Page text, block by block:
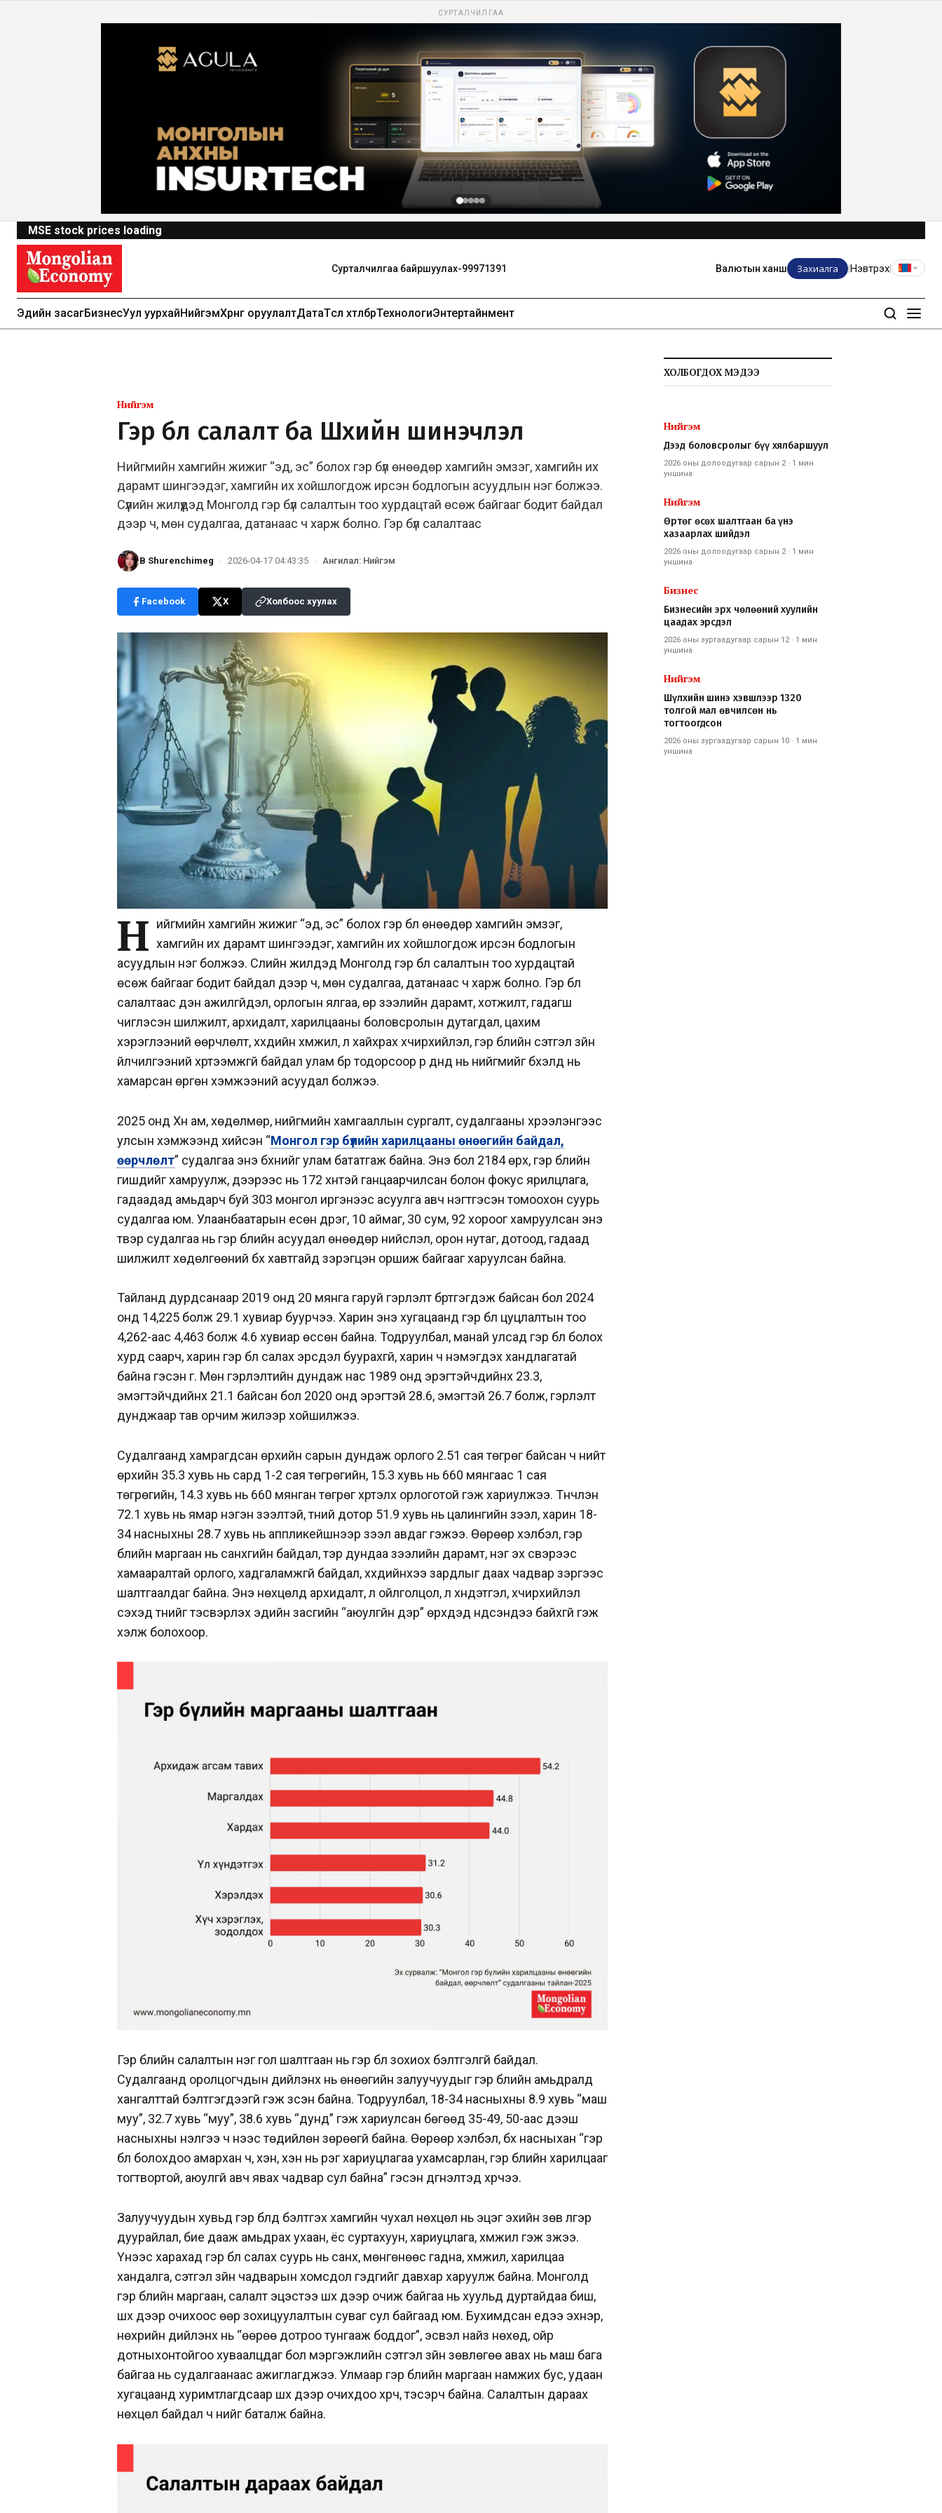
СУРТАЛЧИЛГАА
MSE stock prices loading
Валютын ханш Захиалга Нэвтрэх
Эдийн засагБизнесУул уурхайНийгэмХөрөнгө оруулалтДатаТөсөл хөтөлбөрТехнологиЭнтертайнмент
Нийгэм
Гэр бүл салалт ба Шүүхийн шинэчлэл
Нийгмийн хамгийн жижиг “эд, эс” болох гэр бүл өнөөдөр хамгийн эмзэг, хамгийн их
дарамт шингээдэг, хамгийн их хойшлогдож ирсэн бодлогын асуудлын нэг болжээ.
Сүүлийн жилүүдэд Монголд гэр бүл салалтын тоо хурдацтай өсөж байгааг бодит байдал
дээр ч, мөн судалгаа, датанаас ч харж болно. Гэр бүл салалтаас
B Shurenchimeg · 2026-04-17 04:43:35 · Ангилал: Нийгэм
Facebook X Холбоос хуулах
Н ийгмийн хамгийн жижиг “эд, эс” болох гэр бүл өнөөдөр хамгийн эмзэг,
хамгийн их дарамт шингээдэг, хамгийн их хойшлогдож ирсэн бодлогын
асуудлын нэг болжээ. Сүүлийн жилүүдэд Монголд гэр бүл салалтын тоо хурдацтай
өсөж байгааг бодит байдал дээр ч, мөн судалгаа, датанаас ч харж болно. Гэр бүл
салалтаас үүдэн ажилгүйдэл, орлогын ялгаа, өр зээлийн дарамт, хотжилт, гадагш
чиглэсэн шилжилт, архидалт, харилцааны боловсролын дутагдал, цахим
хэрэглээний өөрчлөлт, хүүхдийн хүмүүжил, үл хайхрах хүчирхийлэл, гэр бүлийн сэтгэл зүйн
үйлчилгээний хүртээмжгүй байдал улам бүр тодорсоор үр дүнд нь нийгмийг бүхэлд нь
хамарсан өргөн хэмжээний асуудал болжээ.
2025 онд Хүн ам, хөдөлмөр, нийгмийн хамгааллын сургалт, судалгааны хүрээлэнгээс
улсын хэмжээнд хийсэн “Монгол гэр бүлийн харилцааны өнөөгийн байдал,
өөрчлөлт” судалгаа энэ бүхнийг улам бататгаж байна. Энэ бол 2184 өрх, гэр бүлийн
гишүүдийг хамруулж, дээрээс нь 172 хүнтэй ганцаарчилсан болон фокус ярилцлага,
гадаадад амьдарч буй 303 монгол иргэнээс асуулга авч нэгтгэсэн томоохон суурь
судалгаа юм. Улаанбаатарын есөн дүүрэг, 10 аймаг, 30 сум, 92 хороог хамруулсан энэ
түүвэр судалгаа нь гэр бүлийн асуудал өнөөдөр нийслэл, орон нутаг, дотоод, гадаад
шилжилт хөдөлгөөний бүх хавтгайд зэрэгцэн оршиж байгааг харуулсан байна.
Тайланд дурдсанаар 2019 онд 20 мянга гаруй гэрлэлт бүртгэгдэж байсан бол 2024
онд 14,225 болж 29.1 хувиар буурчээ. Харин энэ хугацаанд гэр бүл цуцлалтын тоо
4,262-аас 4,463 болж 4.6 хувиар өссөн байна. Тодруулбал, манай улсад гэр бүл болох
хурд саарч, харин гэр бүл салах эрсдэл буурахгүй, харин ч нэмэгдэх хандлагатай
байна гэсэн үг. Мөн гэрлэлтийн дундаж нас 1989 онд эрэгтэйчүүдийнх 23.3,
эмэгтэйчүүдийнх 21.1 байсан бол 2020 онд эрэгтэй 28.6, эмэгтэй 26.7 болж, гэрлэлт
дунджаар тав орчим жилээр хойшилжээ.
Судалгаанд хамрагдсан өрхийн сарын дундаж орлого 2.51 сая төгрөг байсан ч нийт
өрхийн 35.3 хувь нь сард 1-2 сая төгрөгийн, 15.3 хувь нь 660 мянгаас 1 сая
төгрөгийн, 14.3 хувь нь 660 мянган төгрөг хүртэлх орлоготой гэж хариулжээ. Түүнчлэн
72.1 хувь нь ямар нэгэн зээлтэй, түүний дотор 51.9 хувь нь цалингийн зээл, харин 18-
34 насныхны 28.7 хувь нь аппликейшнээр зээл авдаг гэжээ. Өөрөөр хэлбэл, гэр
бүлийн маргаан нь санхүүгийн байдал, тэр дундаа зээлийн дарамт, нэг эх үүсвэрээс
хамааралтай орлого, хадгаламжгүй байдал, хүүхдийнхээ зардлыг даах чадвар зэргээс
шалтгаалдаг байна. Энэ нөхцөлд архидалт, үл ойлголцол, үл хүндэтгэл, хүчирхийлэл
үүсэхэд түүнийг тэсвэрлэх эдийн засгийн “аюулгүйн дэр” өрхүүдэд үндсэндээ байхгүй гэж
хэлж болохоор.
Гэр бүлийн салалтын нэг гол шалтгаан нь гэр бүл зохиох бэлтгэлгүй байдал.
Судалгаанд оролцогчдын дийлэнх нь өнөөгийн залуучуудыг гэр бүлийн амьдралд
хангалттай бэлтгэгдээгүй гэж үзсэн байна. Тодруулбал, 18-34 насныхны 8.9 хувь “маш
муу”, 32.7 хувь “муу”, 38.6 хувь “дунд” гэж хариулсан бөгөөд 35-49, 50-аас дээш
насныхны үнэлгээ ч үүнээс төдийлөн зөрөөгүй байна. Өөрөөр хэлбэл, бүх насныхан “гэр
бүл болохдоо амархан ч, хэн, хэн нь үүрэг хариуцлагаа ухамсарлан, гэр бүлийн харилцааг
тогтвортой, аюулгүй авч явах чадвар сул байна” гэсэн дүгнэлтэд хүрчээ.
Залуучуудын хувьд гэр бүлд бэлтгэх хамгийн чухал нөхцөл нь эцэг эхийн зөв үлгэр
дуурайлал, бие дааж амьдрах ухаан, ёс суртахуун, хариуцлага, хүмүүжил гэж үзжээ.
Үүнээс харахад гэр бүл салах суурь нь санхүү, мөнгөнөөс гадна, хүмүүжил, харилцаа
хандалга, сэтгэл зүйн чадварын хомсдол гэдгийг давхар харуулж байна. Монголд
гэр бүлийн маргаан, салалт эцэстээ шүүх дээр очиж байгаа нь хуульд дуртайдаа биш,
шүүх дээр очихоос өөр зохицуулалтын суваг сул байгаад юм. Бухимдсан үедээ эхнэр,
нөхрийн дийлэнх нь “өөрөө дотроо тунгааж боддог”, эсвэл найз нөхөд, ойр
дотныхонтойгоо хуваалцдаг бол мэргэжлийн сэтгэл зүйн зөвлөгөө авах нь маш бага
байгаа нь судалгаанаас ажиглагджээ. Улмаар гэр бүлийн маргаан намжих бус, удаан
хугацаанд хуримтлагдсаар шүүх дээр очихдоо хүрч, тэсэрч байна. Салалтын дараах
нөхцөл байдал ч үүнийг баталж байна.
ХОЛБОГДОХ МЭДЭЭ
Нийгэм
Дээд боловсролыг бүү хялбаршуул
2026 оны долоодугаар сарын 2· 1 мин
уншина
Нийгэм
Өртөг өсөх шалтгаан ба үнэ
хазаарлах шийдэл
2026 оны долоодугаар сарын 2· 1 мин
уншина
Бизнес
Бизнесийн эрх чөлөөний хуулийн
цаадах эрсдэл
2026 оны зургаадугаар сарын 12· 1 мин
уншина
Нийгэм
Шүлхийн шинэ хэвшлээр 1320
толгой мал өвчилсөн нь
тогтоогдсон
2026 оны зургаадугаар сарын 10 · 1 мин
уншина